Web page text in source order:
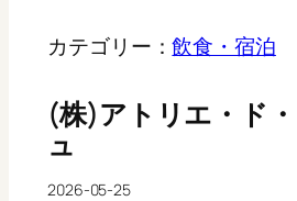
カテゴリー：飲食・宿泊
(株)アトリエ・ド
ュ
2026-05-25